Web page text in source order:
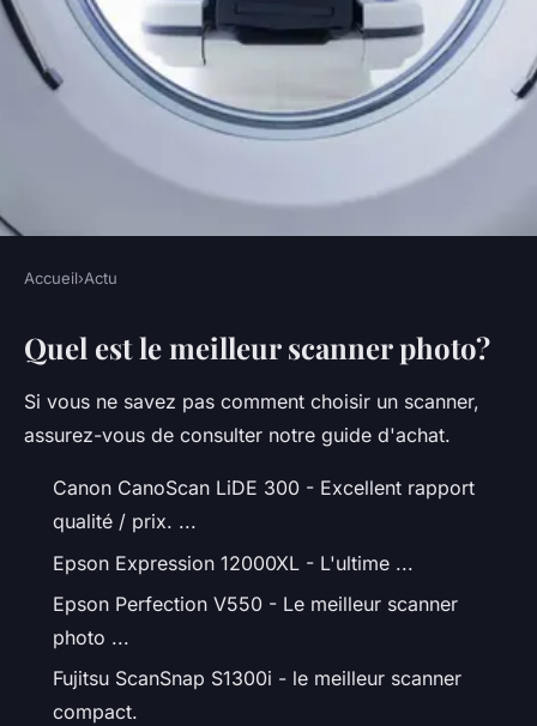
Scanner compact
•5 octobre 2022•3 min de lecture
Accueil›Actu
Quel est le meilleur scanner photo?
Si vous ne savez pas comment choisir un scanner,
assurez-vous de consulter notre guide d'achat.
Canon CanoScan LiDE 300 - Excellent rapport
qualité / prix. ...
Epson Expression 12000XL - L'ultime ...
Epson Perfection V550 - Le meilleur scanner
photo ...
Fujitsu ScanSnap S1300i - le meilleur scanner
compact.